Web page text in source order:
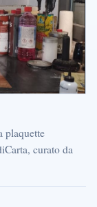
plaquette
curato da